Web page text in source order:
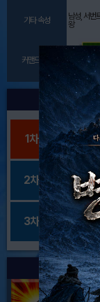
기타 속성
남성, 서번
왕
커맨드카드
1차
2차
3차